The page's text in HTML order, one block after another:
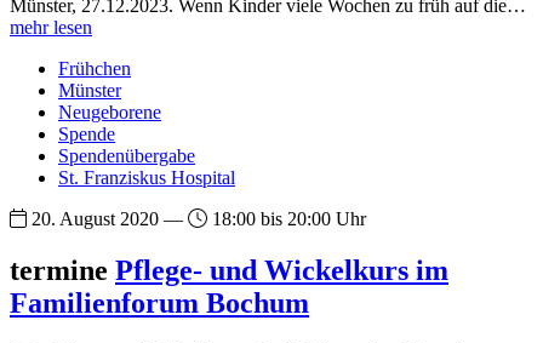
Münster, 27.12.2023. Wenn Kinder viele Wochen zu früh auf die…
mehr lesen
Frühchen
Münster
Neugeborene
Spende
Spendenübergabe
St. Franziskus Hospital
20. August 2020 —
18:00 bis 20:00 Uhr
termine Pflege- und Wickelkurs im
Familienforum Bochum